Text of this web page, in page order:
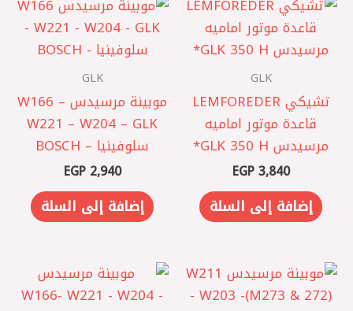
GLK
تشيكي LEMFOREDER
قاعدة موتور اماميه
مرسيدس GLK 350 H*
EGP3,840
إضافة إلى السلة
GLK
موبينة مرسيدس W166 –
W221 – W204 – GLK
سلوفينيا – BOSCH
EGP2,940
إضافة إلى السلة